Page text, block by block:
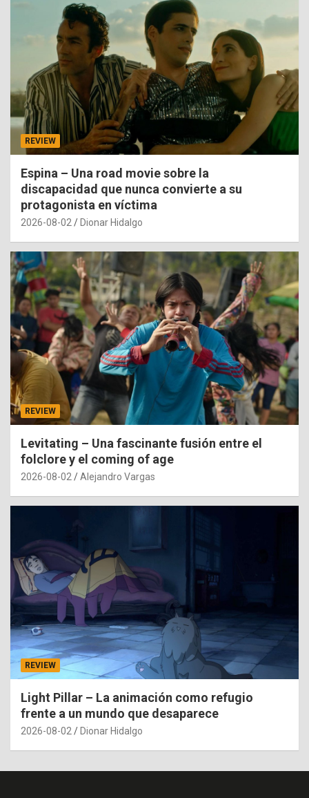
REVIEW
Espina – Una road movie sobre la
discapacidad que nunca convierte a su
protagonista en víctima
2026-08-02 Dionar Hidalgo
REVIEW
Levitating – Una fascinante fusión entre el
folclore y el coming of age
2026-08-02 Alejandro Vargas
REVIEW
Light Pillar – La animación como refugio
frente a un mundo que desaparece
2026-08-02 Dionar Hidalgo